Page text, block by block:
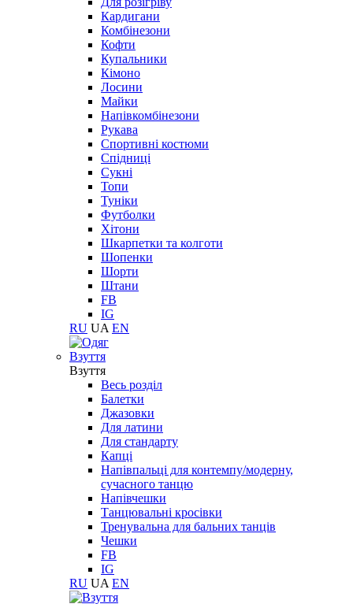
Кардигани
Комбінезони
Кофти
Купальники
Кімоно
Лосини
Майки
Напівкомбінезони
Рукава
Спортивні костюми
Спідниці
Сукні
Топи
Туніки
Футболки
Хітони
Шкарпетки та колготи
Шопенки
Шорти
Штани
FB
IG
RU UA EN
Взуття
Взуття
Весь розділ
Балетки
Джазовки
Для латини
Для стандарту
Капці
Напівпальці для контемпу/модерну,
сучасного танцю
Напівчешки
Танцювальні кросівки
Тренувальна для бальних танців
Чешки
FB
IG
RU UA EN